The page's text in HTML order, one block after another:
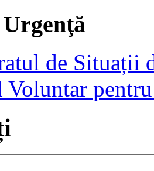
de Situații
Voluntar